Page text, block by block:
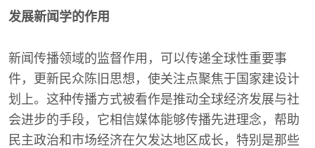
发展新闻学的作用
新闻传播领域的监督作用，可以传递全球性重要事
件，更新民众陈旧思想，使关注点聚焦于国家建设计
划上。这种传播方式被看作是推动全球经济发展与社
会进步的手段，它相信媒体能够传播先进理念，帮助
民主政治和市场经济在欠发达地区成长，特别是那些